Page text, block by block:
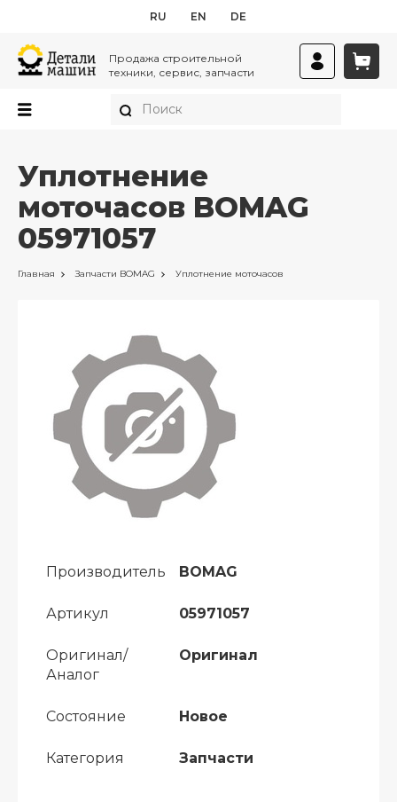
RU EN DE
Продажа строительной
техники, сервис, запчасти
Уплотнение
моточасов BOMAG
05971057
Главная Запчасти BOMAG Уплотнение моточасов
Производитель BOMAG
Артикул 05971057
Оригинал/
Аналог
Оригинал
Состояние Новое
Категория Запчасти